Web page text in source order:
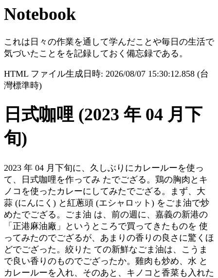
Notebook
これは日々の作業を通して学んだことや毎日の生活で
気づいたことをを記録しておく備忘録である。
HTML ファイル生成日時: 2026/08/07 15:30:12.858 (台
灣標準時)
日式咖哩 (2023 年 04 月下
旬)
2023 年 04 月下旬に、久しぶりにカレールーを使っ
て、日式咖哩を作ってみ たでござる。鶏の胸肉とキ
ノコを使ったカレーにしてみたでござる。まず、大
蒜 (にんにく) と紅蔥頭 (エシャロット) をごま油で炒
めたでござる。ごま油 は、前の週に、嘉義の新港の
「正港麻油廠」というところで買ってきたものを 使
ってみたのでござるが、あまりの香りの良さに驚くほ
どでござった。絞りた ての新鮮なごま油は、こうま
で良い香りのものでござったか。雞肉も炒め、水 と
カレールーを入れ、そのあと、キノコと香菜も入れた